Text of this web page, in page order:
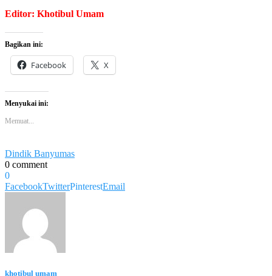
Editor: Khotibul Umam
Bagikan ini:
Facebook X
Menyukai ini:
Memuat...
Dindik Banyumas
0 comment
0
FacebookTwitterPinterestEmail
khotibul umam